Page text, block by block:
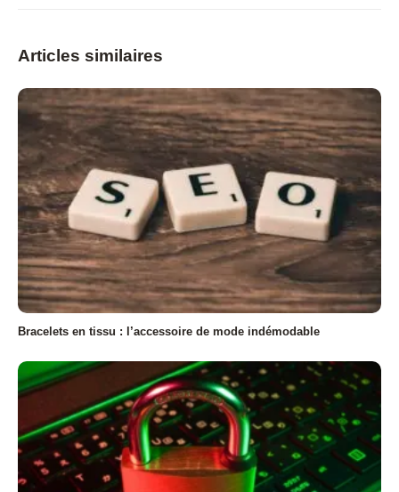
Articles similaires
Bracelets en tissu : l’accessoire de mode indémodable